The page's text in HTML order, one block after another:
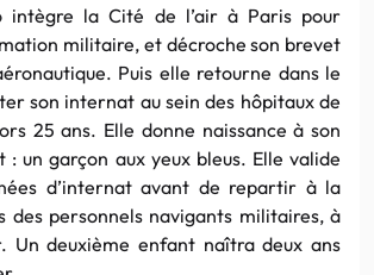
intègre la Cité de l’air à Paris pour
militaire, et décroche son brevet
Puis elle retourne dans le
son internat au sein des hôpitaux de
25 ans. Elle donne naissance à son
un garçon aux yeux bleus. Elle valide
d’internat avant de repartir à la
des personnels navigants militaires, à
Un deuxième enfant naîtra deux ans